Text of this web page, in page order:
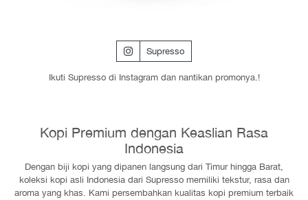
Supresso
Ikuti Supresso di Instagram dan nantikan promonya.!
Kopi Premium dengan Keaslian Rasa
Indonesia
Dengan biji kopi yang dipanen langsung dari Timur hingga Barat,
koleksi kopi asli Indonesia dari Supresso memiliki tekstur, rasa dan
aroma yang khas. Kami persembahkan kualitas kopi premium terbaik